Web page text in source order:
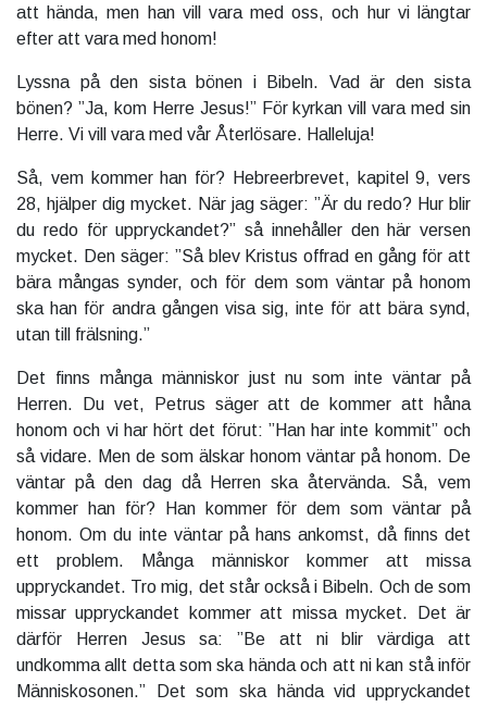
att hända, men han vill vara med oss, och hur vi längtar
efter att vara med honom!
Lyssna på den sista bönen i Bibeln. Vad är den sista
bönen? ”Ja, kom Herre Jesus!” För kyrkan vill vara med sin
Herre. Vi vill vara med vår Återlösare. Halleluja!
Så, vem kommer han för? Hebreerbrevet, kapitel 9, vers
28, hjälper dig mycket. När jag säger: ”Är du redo? Hur blir
du redo för uppryckandet?” så innehåller den här versen
mycket. Den säger: ”Så blev Kristus offrad en gång för att
bära mångas synder, och för dem som väntar på honom
ska han för andra gången visa sig, inte för att bära synd,
utan till frälsning.”
Det finns många människor just nu som inte väntar på
Herren. Du vet, Petrus säger att de kommer att håna
honom och vi har hört det förut: ”Han har inte kommit” och
så vidare. Men de som älskar honom väntar på honom. De
väntar på den dag då Herren ska återvända. Så, vem
kommer han för? Han kommer för dem som väntar på
honom. Om du inte väntar på hans ankomst, då finns det
ett problem. Många människor kommer att missa
uppryckandet. Tro mig, det står också i Bibeln. Och de som
missar uppryckandet kommer att missa mycket. Det är
därför Herren Jesus sa: ”Be att ni blir värdiga att
undkomma allt detta som ska hända och att ni kan stå inför
Människosonen.” Det som ska hända vid uppryckandet